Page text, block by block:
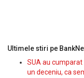
Ultimele stiri pe
SUA au
un deceniu, ca